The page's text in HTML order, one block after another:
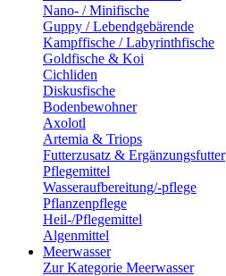
Nano- / Minifische
Guppy / Lebendgebärende
Kampffische / Labyrinthfische
Goldfische & Koi
Cichliden
Diskusfische
Bodenbewohner
Axolotl
Artemia & Triops
Futterzusatz & Ergänzungsfutter
Pflegemittel
Wasseraufbereitung/-pflege
Pflanzenpflege
Heil-/Pflegemittel
Algenmittel
Meerwasser
Zur Kategorie Meerwasser